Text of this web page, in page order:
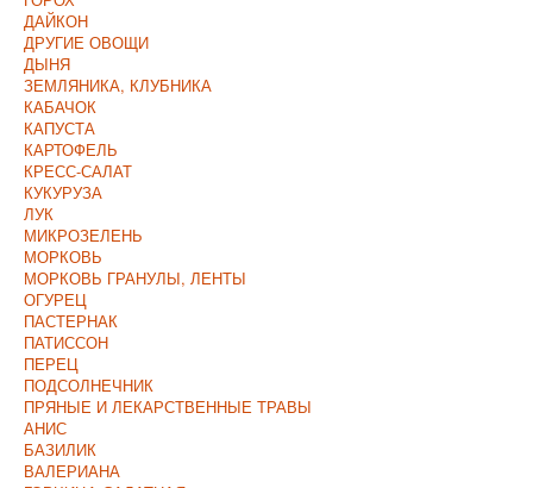
ДАЙКОН
ДРУГИЕ ОВОЩИ
ДЫНЯ
ЗЕМЛЯНИКА, КЛУБНИКА
КАБАЧОК
КАПУСТА
КАРТОФЕЛЬ
КРЕСС-САЛАТ
КУКУРУЗА
ЛУК
МИКРОЗЕЛЕНЬ
МОРКОВЬ
МОРКОВЬ ГРАНУЛЫ, ЛЕНТЫ
ОГУРЕЦ
ПАСТЕРНАК
ПАТИССОН
ПЕРЕЦ
ПОДСОЛНЕЧНИК
ПРЯНЫЕ И ЛЕКАРСТВЕННЫЕ ТРАВЫ
АНИС
БАЗИЛИК
ВАЛЕРИАНА